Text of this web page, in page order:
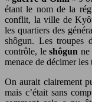
étant le nom de la
conflit, la ville de
les quartiers des
shôgun. Les troupes
contrôle, leshôgun ne
menace de décimer
On aurait clairement
mais c’était sans